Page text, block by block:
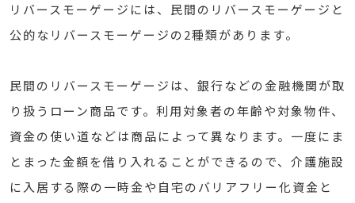
リバースモーゲージには、民間のリバースモーゲージと
公的なリバースモーゲージの2種類があります。
民間のリバースモーゲージは、銀行などの金融機関が取
り扱うローン商品です。利用対象者の年齢や対象物件、
資金の使い道などは商品によって異なります。一度にま
とまった金額を借り入れることができるので、介護施設
に入居する際の一時金や自宅のバリアフリー化資金と